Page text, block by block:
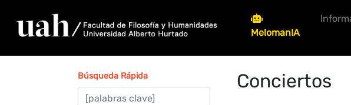
MelomanIA
Búsqueda Rápida Conciertos